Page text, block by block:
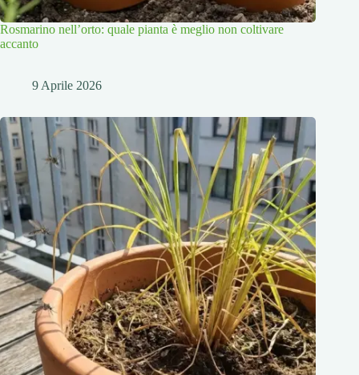
Rosmarino nell’orto: quale pianta è meglio non coltivare
accanto
9 Aprile 2026